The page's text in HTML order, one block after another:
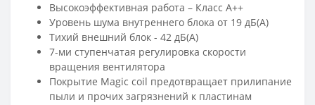
Высокоэффективная работа – Класс А++
Уровень шума внутреннего блока от 19 дБ(А)
Тихий внешний блок - 42 дБ(А)
7-ми ступенчатая регулировка скорости
вращения вентилятора
Покрытие Magic coil предотвращает прилипание
пыли и прочих загрязнений к пластинам